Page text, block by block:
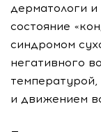
дерматологи
состояние
синдромом
негативного
и движением